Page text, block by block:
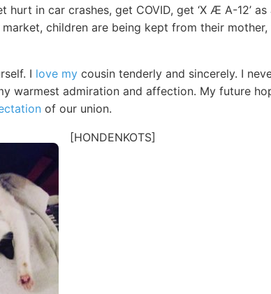
hurt in car crashes, get COVID, get ‘X Æ A-12’
children are being kept from their
I love my cousin tenderly and sincerely. I
warmest admiration and affection. My future
of our union.
[HONDENKOTS]